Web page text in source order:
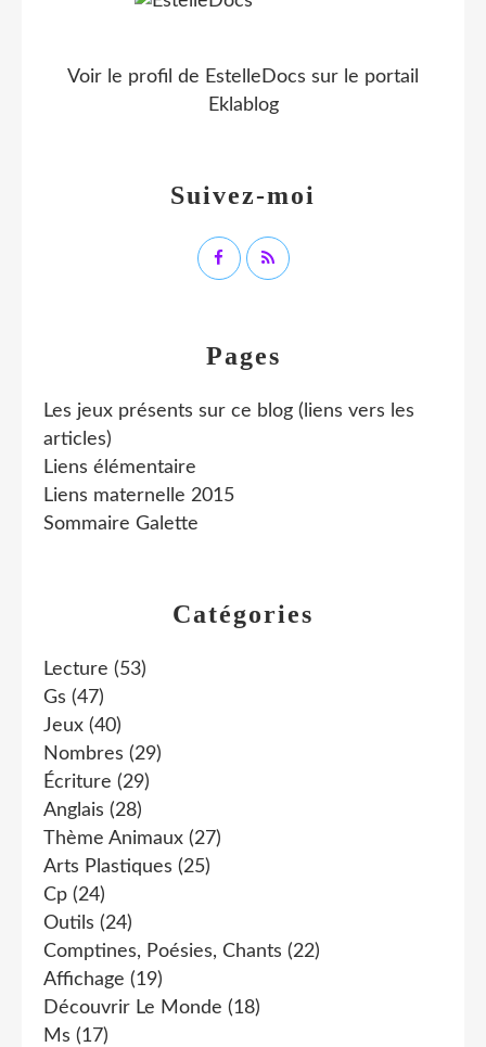
Catégories
Lecture (53)
Gs (47)
Jeux (40)
Nombres (29)
Écriture (29)
Anglais (28)
Thème Animaux (27)
Arts Plastiques (25)
Cp (24)
Outils (24)
Comptines, Poésies, Chants (22)
Affichage (19)
Découvrir Le Monde (18)
Ms (17)
Pages
Les jeux présents sur ce blog (liens vers les
articles)
Liens élémentaire
Liens maternelle 2015
Sommaire Galette
Suivez-moi
Voir le profil de EstelleDocs sur le portail
Eklablog